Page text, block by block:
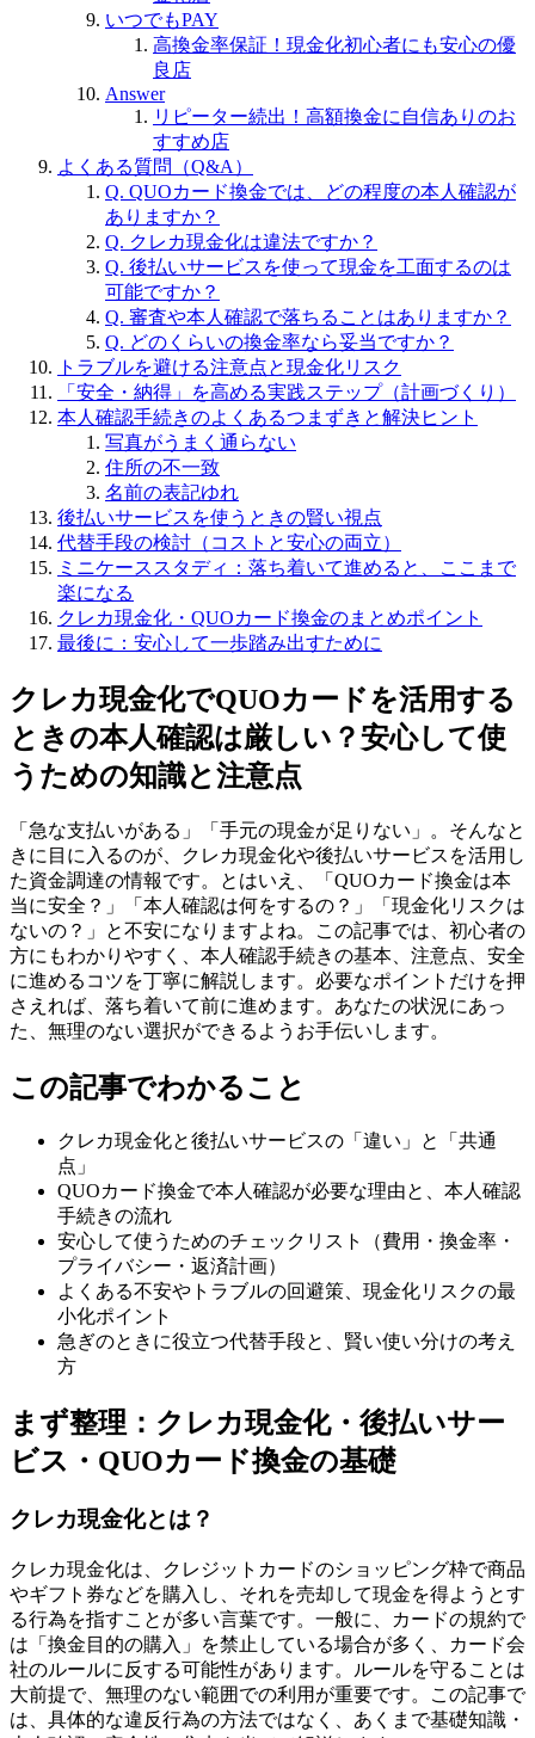
いつでもPAY
高換金率保証！現金化初心者にも安心の優
良店
Answer
リピーター続出！高額換金に自信ありのお
すすめ店
よくある質問（Q&A）
Q. QUOカード換金では、どの程度の本人確認が
ありますか？
Q. クレカ現金化は違法ですか？
Q. 後払いサービスを使って現金を工面するのは
可能ですか？
Q. 審査や本人確認で落ちることはありますか？
Q. どのくらいの換金率なら妥当ですか？
トラブルを避ける注意点と現金化リスク
「安全・納得」を高める実践ステップ（計画づくり）
本人確認手続きのよくあるつまずきと解決ヒント
写真がうまく通らない
住所の不一致
名前の表記ゆれ
後払いサービスを使うときの賢い視点
代替手段の検討（コストと安心の両立）
ミニケーススタディ：落ち着いて進めると、ここまで
楽になる
クレカ現金化・QUOカード換金のまとめポイント
最後に：安心して一歩踏み出すために
クレカ現金化でQUOカードを活用する
ときの本人確認は厳しい？安心して使
うための知識と注意点
「急な支払いがある」「手元の現金が足りない」。そんなと
きに目に入るのが、クレカ現金化や後払いサービスを活用し
た資金調達の情報です。とはいえ、「QUOカード換金は本
当に安全？」「本人確認は何をするの？」「現金化リスクは
ないの？」と不安になりますよね。この記事では、初心者の
方にもわかりやすく、本人確認手続きの基本、注意点、安全
に進めるコツを丁寧に解説します。必要なポイントだけを押
さえれば、落ち着いて前に進めます。あなたの状況にあっ
た、無理のない選択ができるようお手伝いします。
この記事でわかること
クレカ現金化と後払いサービスの「違い」と「共通
点」
QUOカード換金で本人確認が必要な理由と、本人確認
手続きの流れ
安心して使うためのチェックリスト（費用・換金率・
プライバシー・返済計画）
よくある不安やトラブルの回避策、現金化リスクの最
小化ポイント
急ぎのときに役立つ代替手段と、賢い使い分けの考え
方
まず整理：クレカ現金化・後払いサー
ビス・QUOカード換金の基礎
クレカ現金化とは？
クレカ現金化は、クレジットカードのショッピング枠で商品
やギフト券などを購入し、それを売却して現金を得ようとす
る行為を指すことが多い言葉です。一般に、カードの規約で
は「換金目的の購入」を禁止している場合が多く、カード会
社のルールに反する可能性があります。ルールを守ることは
大前提で、無理のない範囲での利用が重要です。この記事で
は、具体的な違反行為の方法ではなく、あくまで基礎知識・